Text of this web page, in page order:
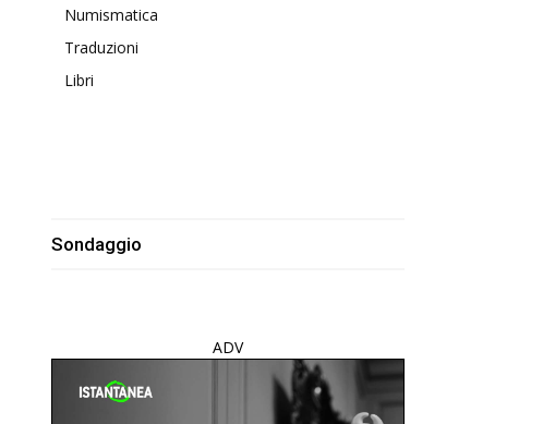
Numismatica
Traduzioni
Libri
Sondaggio
ADV